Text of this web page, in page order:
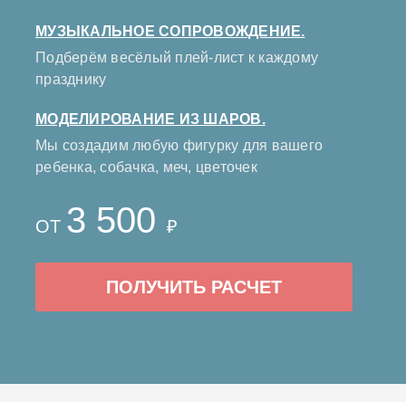
МУЗЫКАЛЬНОЕ СОПРОВОЖДЕНИЕ.
Подберём весёлый плей-лист к каждому
празднику
МОДЕЛИРОВАНИЕ ИЗ ШАРОВ.
Мы создадим любую фигурку для вашего
ребенка, собачка, меч, цветочек
ОТ 3 500 ₽
ПОЛУЧИТЬ РАСЧЕТ